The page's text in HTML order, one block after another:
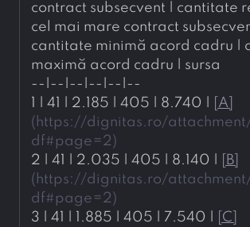
contract subsecvent | cantitate
cel mai mare contract
cantitate minimă acord cadru |
maximă acord cadru | sursa
--|--|--|--|--|--
1 | 41 | 2.185 | 405 | 8.740 |
A
( https://dignitas.ro/
df#page=2)
2 | 41 | 2.035 | 405 | 8.140 |
B
( https://dignitas.ro/
df#page=2)
3 | 41 | 1.885 | 405 | 7.540 |
C